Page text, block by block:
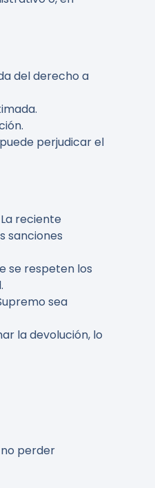
del derecho a
perjudicar el
reciente
sanciones
se respeten los
sea
la devolución, lo
perder